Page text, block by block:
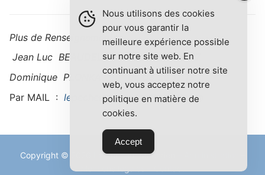
Plus de Renseignements :
Jean Luc BEAUDELOT 06 06 46 38 47
Dominique PLONKA 06 08 36 17 13
Par MAIL : lepecheurmacerien@gmail.com
Copyright © 2026 Le Pecheur Macerien –
Nous utilisons des cookies
pour vous garantir la
meilleure expérience possible
sur notre site web. En
continuant à utiliser notre site
web, vous acceptez notre
politique en matière de
cookies.
Accept